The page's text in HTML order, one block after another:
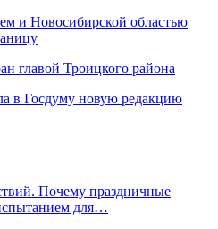
и Новосибирской областью
главой Троицкого района
в Госдуму новую редакцию
Почему праздничные
для…